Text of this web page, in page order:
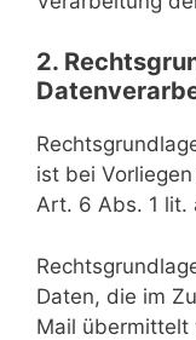
2.
ist bei
Art. 6 Abs. 1 lit.
Daten, die im
Mail